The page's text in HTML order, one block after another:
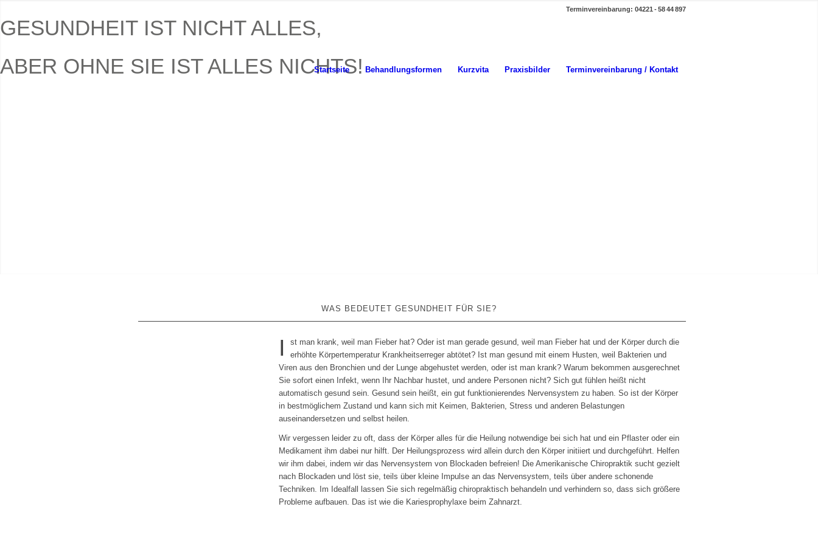
Terminvereinbarung: 04221 - 58 44 897
Startseite Behandlungsformen Kurzvita Praxisbilder Terminvereinbarung / Kontakt
GESUNDHEIT IST NICHT ALLES,
ABER OHNE SIE IST ALLES NICHTS!
WAS BEDEUTET GESUNDHEIT FÜR SIE?
I
st man krank, weil man Fieber hat? Oder ist man gerade gesund, weil man Fieber hat und der Körper durch die
erhöhte Körpertemperatur Krankheitserreger abtötet? Ist man gesund mit einem Husten, weil Bakterien und
Viren aus den Bronchien und der Lunge abgehustet werden, oder ist man krank? Warum bekommen ausgerechnet
Sie sofort einen Infekt, wenn Ihr Nachbar hustet, und andere Personen nicht? Sich gut fühlen heißt nicht
automatisch gesund sein. Gesund sein heißt, ein gut funktionierendes Nervensystem zu haben. So ist der Körper
in bestmöglichem Zustand und kann sich mit Keimen, Bakterien, Stress und anderen Belastungen
auseinandersetzen und selbst heilen.
Wir vergessen leider zu oft, dass der Körper alles für die Heilung notwendige bei sich hat und ein Pflaster oder ein
Medikament ihm dabei nur hilft. Der Heilungsprozess wird allein durch den Körper initiiert und durchgeführt. Helfen
wir ihm dabei, indem wir das Nervensystem von Blockaden befreien! Die Amerikanische Chiropraktik sucht gezielt
nach Blockaden und löst sie, teils über kleine Impulse an das Nervensystem, teils über andere schonende
Techniken. Im Idealfall lassen Sie sich regelmäßig chiropraktisch behandeln und verhindern so, dass sich größere
Probleme aufbauen. Das ist wie die Kariesprophylaxe beim Zahnarzt.